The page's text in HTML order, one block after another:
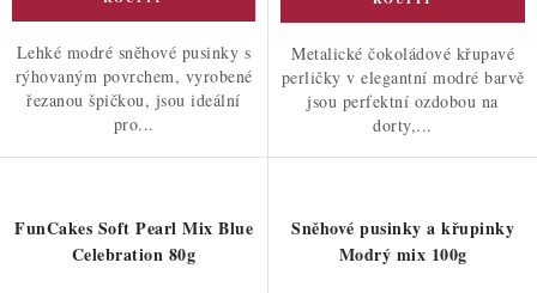
Lehké modré sněhové pusinky s
rýhovaným povrchem, vyrobené
řezanou špičkou, jsou ideální
pro...
Metalické čokoládové křupavé
perličky v elegantní modré barvě
jsou perfektní ozdobou na
dorty,...
FunCakes Soft Pearl Mix Blue
Celebration 80g
Sněhové pusinky a křupinky
Modrý mix 100g